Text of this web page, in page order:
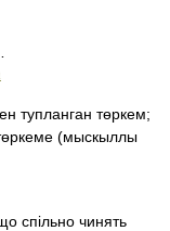
тупланган төркем;
(мыскыллы
спільно чинять